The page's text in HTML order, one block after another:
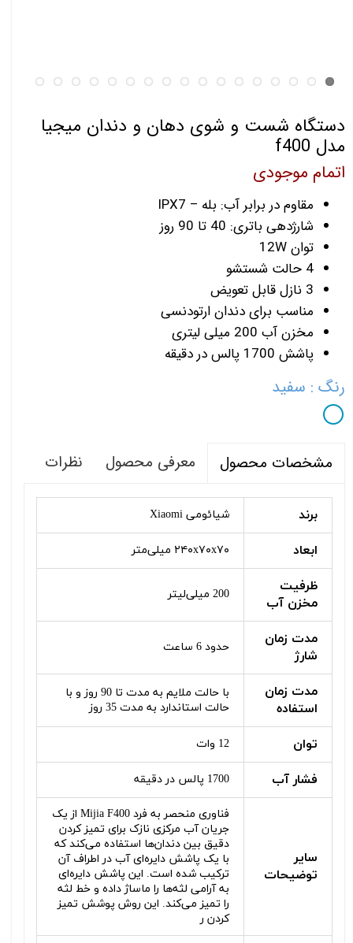
دستگاه شست و شوی دهان و دندان میجیا
مدل f400
اتمام موجودی
مقاوم در برابر آب: بله – IPX7
شارژدهی باتری: 40 تا 90 روز
توان 12W
4 حالت شستشو
3 نازل قابل تعویض
مناسب برای دندان ارتودنسی
مخزن آب 200 میلی لیتری
پاشش 1700 پالس در دقیقه
رنگ : سفید
مشخصات محصول معرفی محصول نظرات
برند شیائومی Xiaomi
ابعاد ۲۴۰x۷۰x۷۰ میلی‌متر
ظرفیت
مخزن آب
200 میلی‌لیتر
مدت زمان
شارژ
حدود 6 ساعت
مدت زمان
استفاده
با حالت ملایم به مدت تا 90 روز و با
حالت استاندارد به مدت 35 روز
توان 12 وات
فشار آب 1700 پالس در دقیقه
سایر
توضیحات
فناوری منحصر به فرد Mijia F400 از یک
جریان آب مرکزی نازک برای تمیز کردن
دقیق بین دندان‌ها استفاده می‌کند که
با یک پاشش دایره‌ای آب در اطراف آن
ترکیب شده است. این پاشش دایره‌ای
به آرامی لثه‌ها را ماساژ داده و خط لثه
را تمیز می‌کند. این روش پوشش تمیز
کردن ر